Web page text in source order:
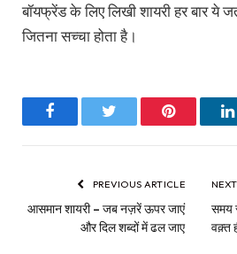
बॉयफ्रेंड के लिए लिखी शायरी हर बार ये
जितना सच्चा होता है।
FacebookTwitter Pinterest
PREVIOUS ARTICLE
आसमान शायरी – जब नज़रें ऊपर जाएं
और दिल शब्दों में ढल जाए
समय
वक़्त